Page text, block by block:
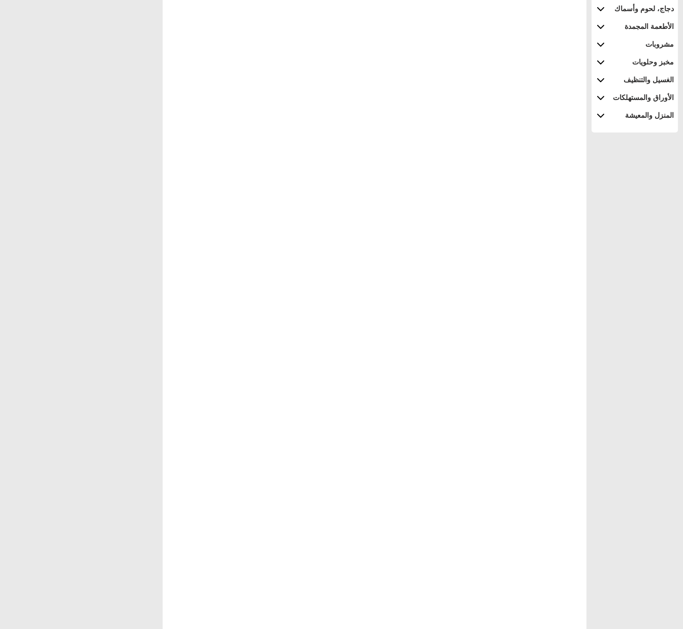
دجاج، لحوم وأسماك
الأطعمة المجمدة
مشروبات
مخبز وحلويات
الغسيل والتنظيف
الأوراق والمستهلكات
المنزل والمعيشة